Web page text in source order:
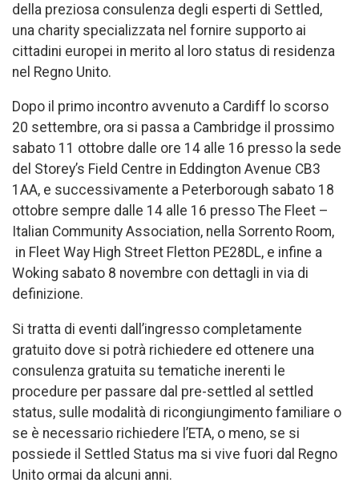
della preziosa consulenza degli esperti di Settled,
una charity specializzata nel fornire supporto ai
cittadini europei in merito al loro status di residenza
nel Regno Unito.
Dopo il primo incontro avvenuto a Cardiff lo scorso
20 settembre, ora si passa a Cambridge il prossimo
sabato 11 ottobre dalle ore 14 alle 16 presso la sede
del Storey’s Field Centre in Eddington Avenue CB3
1AA, e successivamente a Peterborough sabato 18
ottobre sempre dalle 14 alle 16 presso The Fleet –
Italian Community Association, nella Sorrento Room,
in Fleet Way High Street Fletton PE28DL, e infine a
Woking sabato 8 novembre con dettagli in via di
definizione.
Si tratta di eventi dall’ingresso completamente
gratuito dove si potrà richiedere ed ottenere una
consulenza gratuita su tematiche inerenti le
procedure per passare dal pre-settled al settled
status, sulle modalità di ricongiungimento familiare o
se è necessario richiedere l’ETA, o meno, se si
possiede il Settled Status ma si vive fuori dal Regno
Unito ormai da alcuni anni.